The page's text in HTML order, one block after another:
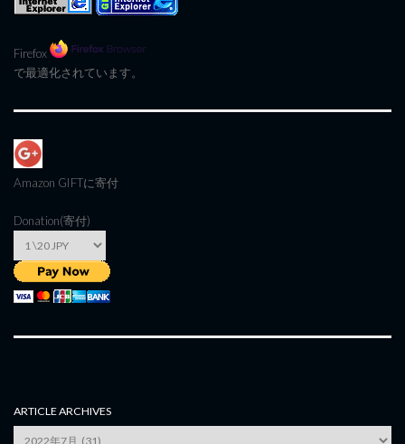
Firefox
で最適化されています。
Amazon GIFTに寄付
Donation(寄付)
ARTICLE ARCHIVES